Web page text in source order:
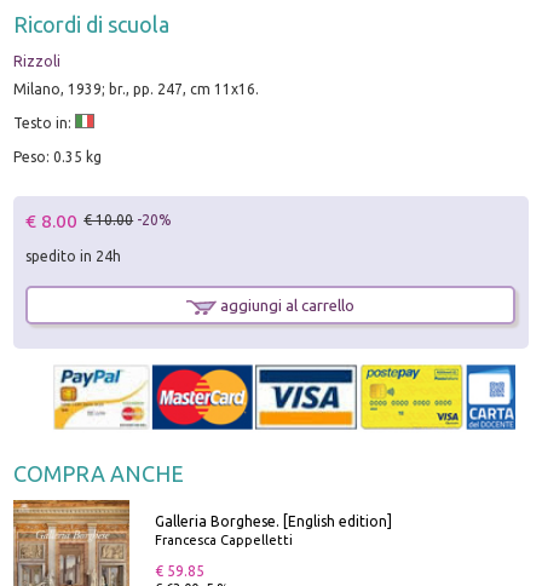
Ricordi di scuola
Rizzoli
Milano, 1939; br., pp. 247, cm 11x16.
Testo in:
Peso: 0.35 kg
€ 8.00 € 10.00 -20%
spedito in 24h
aggiungi al carrello
COMPRA ANCHE
Galleria Borghese. [English edition]
Francesca Cappelletti
€ 59.85